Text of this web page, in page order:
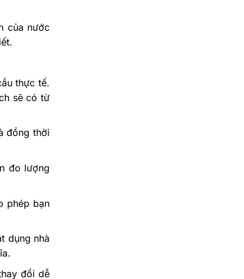
của nước
thực tế.
sẽ có từ
đồng thời
đo lượng
phép bạn
dụng nhà
đổi dễ